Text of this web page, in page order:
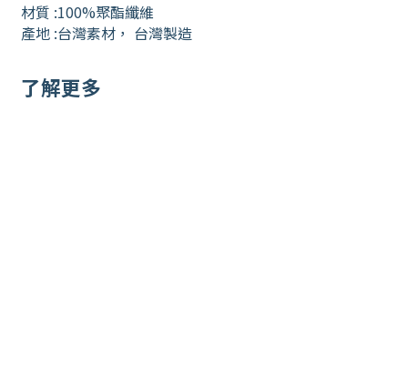
材質 :100%聚酯纖維
產地 :台灣素材， 台灣製造
了解更多